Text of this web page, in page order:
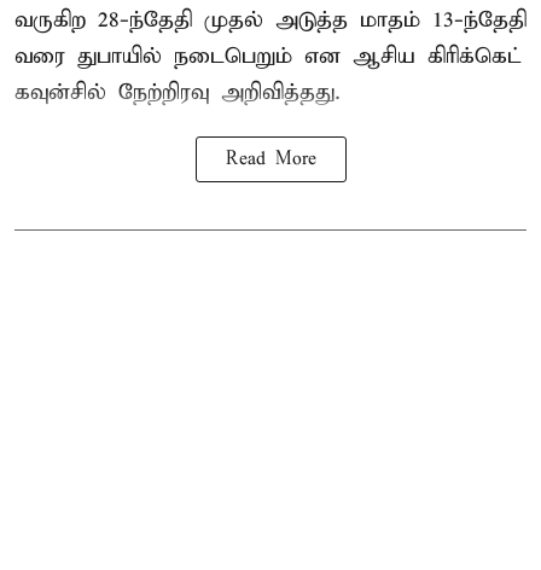
வருகிற 28-ந்தேதி முதல் அடுத்த மாதம் 13-ந்தேதி
வரை துபாயில் நடைபெறும் என ஆசிய கிரிக்கெட்
கவுன்சில் நேற்றிரவு அறிவித்தது.
Read More